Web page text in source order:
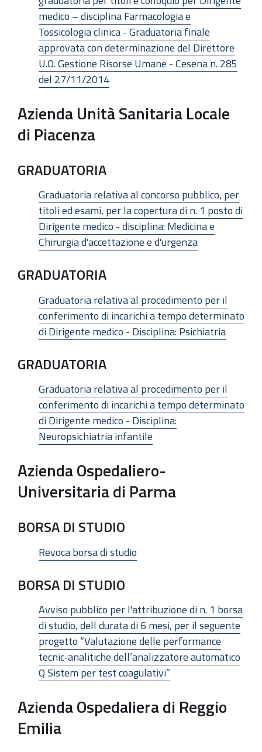
medico – disciplina Farmacologia e
Tossicologia clinica - Graduatoria finale
approvata con determinazione del Direttore
U.O. Gestione Risorse Umane - Cesena n. 285
del 27/11/2014
Azienda Unità Sanitaria Locale
di Piacenza
GRADUATORIA
Graduatoria relativa al concorso pubblico, per
titoli ed esami, per la copertura di n. 1 posto di
Dirigente medico - disciplina: Medicina e
Chirurgia d'accettazione e d'urgenza
GRADUATORIA
Graduatoria relativa al procedimento per il
conferimento di incarichi a tempo determinato
di Dirigente medico - Disciplina: Psichiatria
GRADUATORIA
Graduatoria relativa al procedimento per il
conferimento di incarichi a tempo determinato
di Dirigente medico - Disciplina:
Neuropsichiatria infantile
Azienda Ospedaliero-
Universitaria di Parma
BORSA DI STUDIO
Revoca borsa di studio
BORSA DI STUDIO
Avviso pubblico per l'attribuzione di n. 1 borsa
di studio, dell durata di 6 mesi, per il seguente
progetto “Valutazione delle performance
tecnic-analitiche dell’analizzatore automatico
Q Sistem per test coagulativi”
Azienda Ospedaliera di Reggio
Emilia